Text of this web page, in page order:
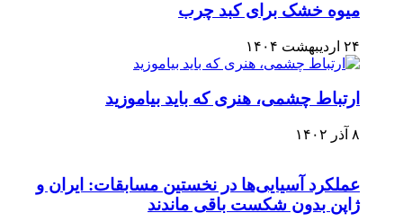
میوه خشک برای کبد چرب
۲۴ اردیبهشت ۱۴۰۴
ارتباط چشمی، هنری که باید بیاموزید
۸ آذر ۱۴۰۲
عملکرد آسیایی‌ها در نخستین مسابقات: ایران و
ژاپن بدون شکست باقی ماندند